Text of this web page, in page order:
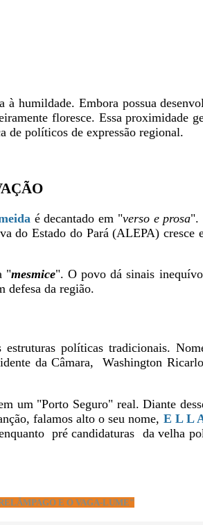
à humildade. Embora possua
floresce. Essa proximidade
de políticos de expressão regional.
é decantado em "verso e prosa".
do Estado do Pará (ALEPA) cresce
"mesmice". O povo dá sinais
defesa da região.
políticas tradicionais.
da Câmara, Washington
um "Porto Seguro" real. Diante
falamos alto o seu nome, E L L
pré candidaturas da velha
E O VAGA-LUME"